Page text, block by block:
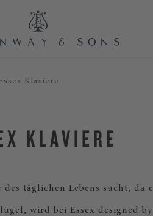
Klaviere
KLAVIERE
täglichen Lebens sucht, da
wird bei Essex designed